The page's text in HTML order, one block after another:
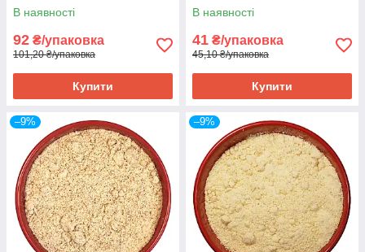
В наявності
92 ₴/упаковка
101,20 ₴/упаковка
Купити
В наявності
41 ₴/упаковка
45,10 ₴/упаковка
Купити
–9% –9%